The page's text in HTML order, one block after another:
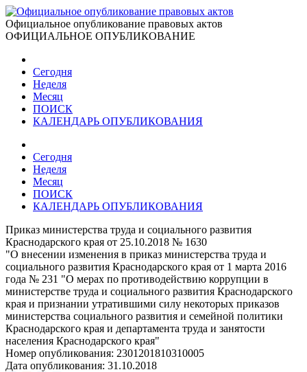
Официальное опубликование правовых актов
ОФИЦИАЛЬНОЕ ОПУБЛИКОВАНИЕ
Сегодня
Неделя
Месяц
ПОИСК
КАЛЕНДАРЬ ОПУБЛИКОВАНИЯ
Сегодня
Неделя
Месяц
ПОИСК
КАЛЕНДАРЬ ОПУБЛИКОВАНИЯ
Приказ министерства труда и социального развития
Краснодарского края от 25.10.2018 № 1630
"О внесении изменения в приказ министерства труда и
социального развития Краснодарского края от 1 марта 2016
года № 231 "О мерах по противодействию коррупции в
министерстве труда и социального развития Краснодарского
края и признании утратившими силу некоторых приказов
министерства социального развития и семейной политики
Краснодарского края и департамента труда и занятости
населения Краснодарского края"
Номер опубликования: 2301201810310005
Дата опубликования: 31.10.2018